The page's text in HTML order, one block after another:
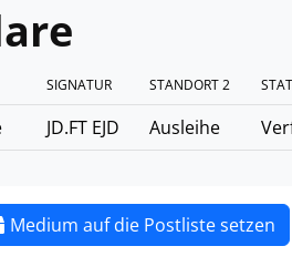
SIGNATUR STANDORT 2
JD.FT EJD Ausleihe
Medium auf die Postliste setzen